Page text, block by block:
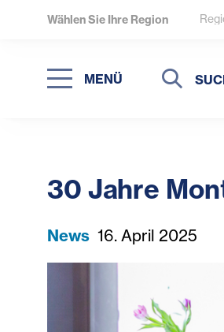
Wählen Sie Ihre Region
MENÜ
Suche
Suche
30 Jahre
News 16. April 2025